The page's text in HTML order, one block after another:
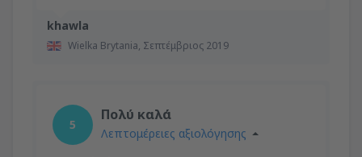
khawla
Wielka Brytania, Σεπτέμβριος 2019
5
Πολύ καλά
Λεπτομέρειες αξιολόγησης